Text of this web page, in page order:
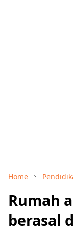
Home
Rumah
berasal